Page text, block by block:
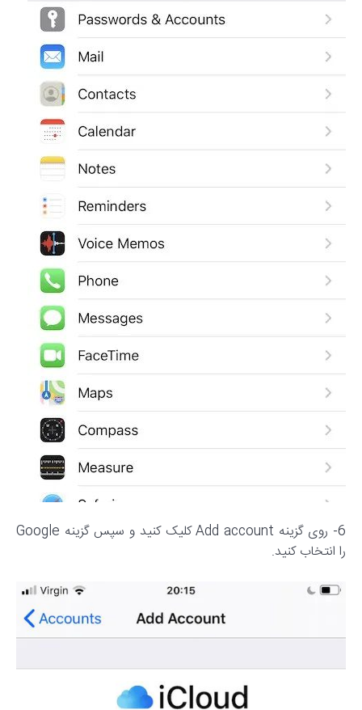
6- روی گزینه Add account کلیک کنید و سپس گزینه Google
را انتخاب کنید.